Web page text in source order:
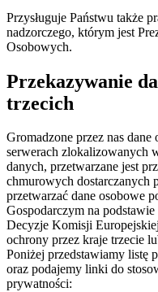
Przysługuje Państwu także
nadzorczego, którym jest
Osobowych.
Przekazywanie
trzecich
Gromadzone przez nas
serwerach zlokalizowanych
danych, przetwarzane jest
chmurowych dostarczanych
przetwarzać dane osobowe
Gospodarczym na
Decyzje Komisji
ochrony przez kraje trzecie
Poniżej przedstawiamy listę
oraz podajemy linki do
prywatności: